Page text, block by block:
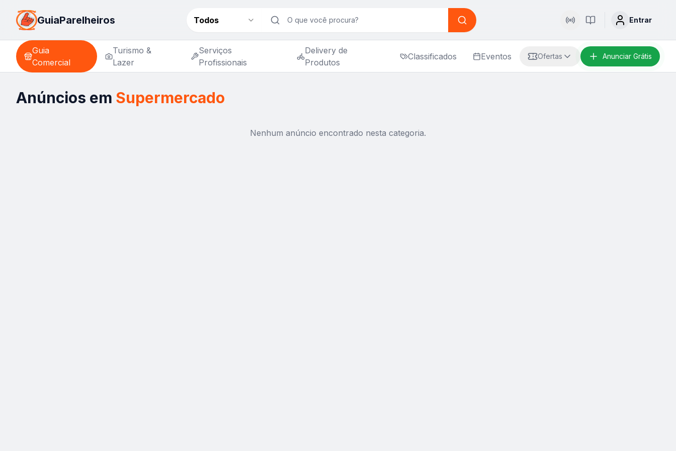
GuiaParelheiros Todos Buscar RádioPalavra VivaEntrar
Guia
Comercial
Turismo &
Lazer
Serviços
Profissionais
Delivery de
Produtos
Classificados Eventos Ofertas Anunciar Grátis
Anúncios em Supermercado
Nenhum anúncio encontrado nesta categoria.